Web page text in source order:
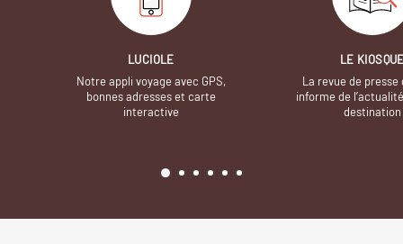
LUCIOLE
Notre appli voyage avec GPS,
bonnes adresses et carte
interactive
LE
La revue de presse
informe de
destination